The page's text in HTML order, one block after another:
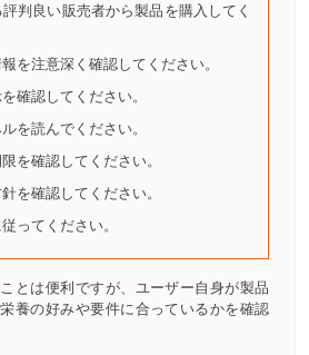
判良い販売者から製品を購入してく
を注意深く確認してください。
確認してください。
を読んでください。
を確認してください。
を確認してください。
ってください。
とは便利ですが、ユーザー自身が製品
養の好みや要件に合っているかを確認